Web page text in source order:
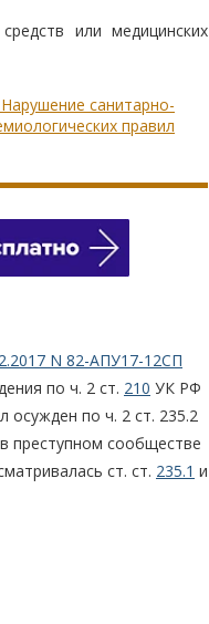
или медицинских
санитарно-
правил
N 82-АПУ17-12СП
по ч. 2 ст. 210 УК РФ
осужден по ч. 2 ст. 235.2
преступном сообществе
ст. ст. 235.1 и